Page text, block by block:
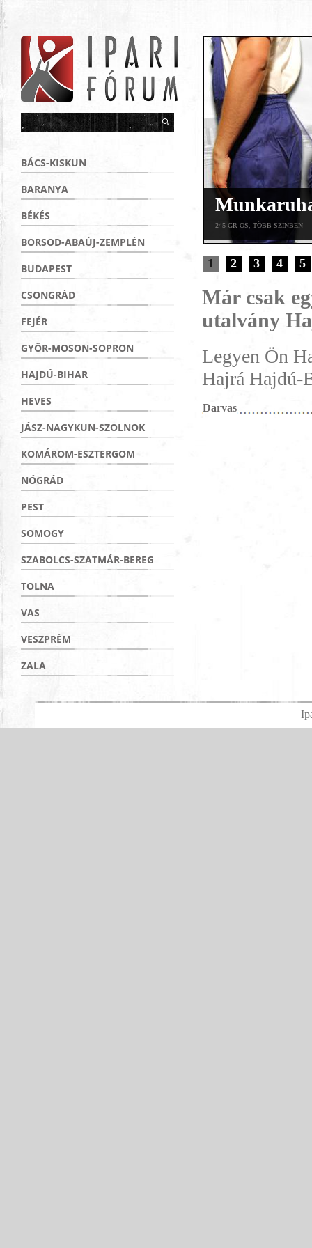
1 2 3 4 5
245 GR-OS, TÖBB SZÍNBEN
BÁCS-KISKUN
BARANYA
BÉKÉS
BORSOD-ABAÚJ-ZEMPLÉN
BUDAPEST
CSONGRÁD
FEJÉR
GYŐR-MOSON-SOPRON
HAJDÚ-BIHAR
HEVES
JÁSZ-NAGYKUN-SZOLNOK
KOMÁROM-ESZTERGOM
NÓGRÁD
PEST
SOMOGY
SZABOLCS-SZATMÁR-BEREG
TOLNA
VAS
VESZPRÉM
ZALA
Már csak
utalvány
Legyen Ön
Hajrá Hajdú-
Darvas